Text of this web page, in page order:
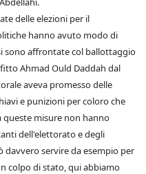
delle elezioni per il
hanno avuto modo di
sono affrontate col ballottaggio
Ahmad Ould Daddah dal
aveva promesso delle
e punizioni per coloro che
queste misure non hanno
dell'elettorato e degli
davvero servire da esempio per
colpo di stato, qui abbiamo